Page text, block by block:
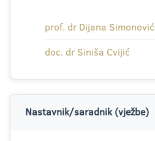
prof. dr Dijana Simonović
doc. dr Siniša Cvijić
Nastavnik/saradnik (vježbe)